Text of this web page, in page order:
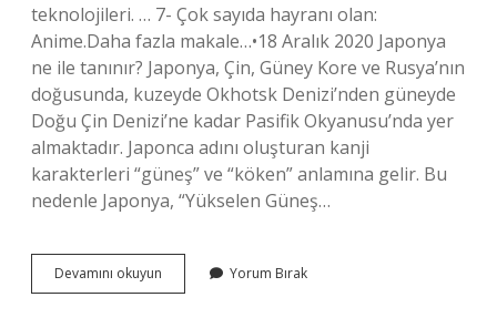
teknolojileri. … 7- Çok sayıda hayranı olan:
Anime.Daha fazla makale…•18 Aralık 2020 Japonya
ne ile tanınır? Japonya, Çin, Güney Kore ve Rusya’nın
doğusunda, kuzeyde Okhotsk Denizi’nden güneyde
Doğu Çin Denizi’ne kadar Pasifik Okyanusu’nda yer
almaktadır. Japonca adını oluşturan kanji
karakterleri “güneş” ve “köken” anlamına gelir. Bu
nedenle Japonya, “Yükselen Güneş…
Devamını okuyun Japonya
Neyi
Yorum Bırak